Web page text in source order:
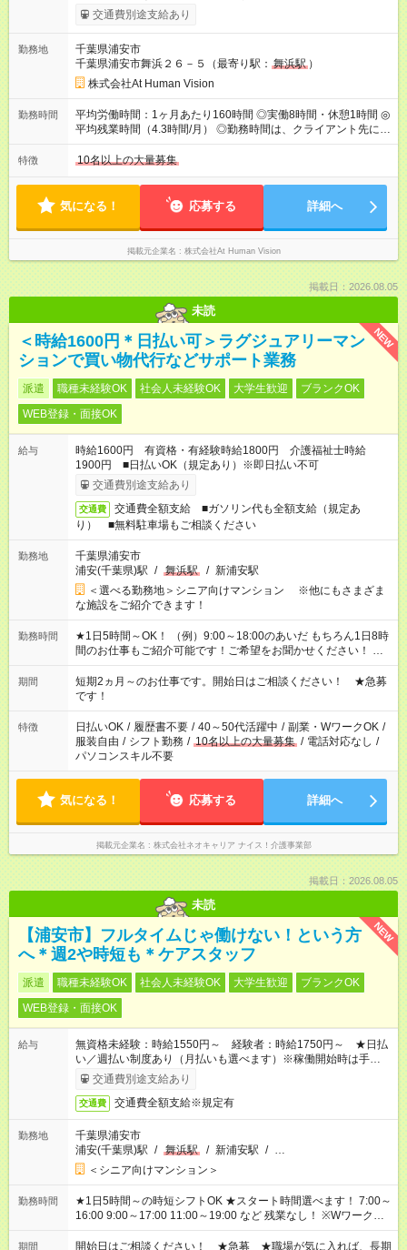
ます。 みなし残業代 24,000円 ～ 37,000円／月 みなし残業時
間 15時間／月 【給与】 月給： 大卒・院卒 ：243，000
（固定残業代 24，000円） 賞与：年２回 （業績連動型） 昇
給：年２回（3月、9月) 試用期間：6ヶ月 ※上記額にはみなし残
業代（月15時間分）が含まれた 金額になります。超過分は追加
で全額支給。 【頑張りを給与・キャリアに還元します】 年に2
回⼈事評価があり等級が決まります。 等級に合わせた給与設定
のため、若い内からでも頑張り次第で給与アップが叶います。
（⽉給34～45万円）→課⻑（⽉給36～48万円）→部⻑（⽉給40
～58万円） 【試用期間】試用期間あり 試用期間の長さ：6ヶ月
※ 雇用形態と給与に、本採用時と異なる部分があります。 雇用
形態：本採用時と同じです。 給与：月給 211,000円 ～ 330,000
円 上記額にはみなし残業代を含みます。※超過分は全額支給い
たします。 みなし残業代 22,000円 ～ 34,000円／月 みなし残業
交通費別途支給あり
勤務地
千葉県浦安市
千葉県浦安市舞浜２６－５（最寄り駅： 舞浜駅 ）
株式会社At Human Vision
勤務時間
平均労働時間：1ヶ月あたり160時間 ◎実働8時間・休憩1時間 ◎
平均残業時間（4.3時間/月） ◎勤務時間は、クライアント先に
より異なります。 ※＜シフト例＞ 10:00～19:00／11:00～
20:00 平均労働時間：1ヶ月あたり160時間 ◎実働8時間・休憩1
先に より異なります。 ※＜シフト例＞ 10:00～19:00／11:00
～20:00
特徴 10名以上の大量募集
気になる！ 応募する 詳細へ
掲載元企業名 株式会社At Human Vision
掲載日：2026.08.05
未読
NEW
＜時給1600円＊日払い可＞ラグジュアリーマン
ションで買い物代行などサポート業務
派遣 職種未経験OK 社会人未経験OK 大学生歓迎
ブランクOK
WEB登録・面接OK
給与
時給1600円 有資格・有経験時給1800円 介護福祉士時給
1900円 ■日払いOK（規定あり）※即日払い不可
交通費別途支給あり
交通費
交通費全額支給 ■ガソリン代も全額支給（規定あ
り） ■無料駐車場もご相談ください
勤務地
千葉県浦安市
浦安(千葉県)駅 / 舞浜駅 / 新浦安駅
＜選べる勤務地＞シニア向けマンション ※他にもさまざま
な施設をご紹介できます！
勤務時間
★1日5時間～OK！ （例）9:00～18:00のあいだ もちろん1日8時
間のお仕事もご紹介可能です！ご希望をお聞かせください！ ★
家庭の都合でお休みが必要な場合も遠慮なくご相談ください。
※週最低15時間以上の勤務が必要です
期間
短期2ヵ月～のお仕事です。開始日はご相談ください！ ★急募
です！
特徴 日払いOK / 履歴書不要 / 40～50代活躍中 / 副業・WワークOK /
服装自由 / シフト勤務 / 10名以上の大量募集 / 電話対応なし /
パソコンスキル不要
気になる！ 応募する 詳細へ
掲載元企業名 株式会社ネオキャリア ナイス！介護事業部
掲載日：2026.08.05
未読
NEW
【浦安市】フルタイムじゃ働けない！という方
へ＊週2や時短も＊ケアスタッフ
派遣 職種未経験OK 社会人未経験OK 大学生歓迎
ブランクOK
WEB登録・面接OK
給与
無資格未経験：時給1550円～ 経験者：時給1750円～ ★日払
い／週払い制度あり（月払いも選べます）※稼働開始時は手続き
完了次第のお支払いとなります。
交通費別途支給あり
交通費 交通費全額支給※規定有
勤務地
千葉県浦安市
浦安(千葉県)駅 / 舞浜駅 / 新浦安駅 / …
＜シニア向けマンション＞
勤務時間
★1日5時間～の時短シフトOK ★スタート時間選べます！ 7:00～
16:00 9:00～17:00 11:00～19:00 など 残業なし！ ※Wワークの
場合、他のお仕事と合わせ週40時間超の就業はご案内できませ
ん ※法令に基づき、週20時間以上勤務は社会保険への加入対象
期間
開始日はご相談ください！ ★急募 ★職場が気に入れば、長期